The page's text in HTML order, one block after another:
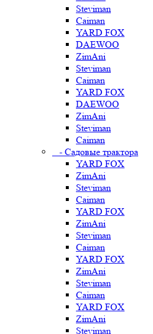
Steviman
Caiman
YARD FOX
DAEWOO
ZimAni
Steviman
Caiman
YARD FOX
DAEWOO
ZimAni
Steviman
Caiman
- Садовые трактора
YARD FOX
ZimAni
Steviman
Caiman
YARD FOX
ZimAni
Steviman
Caiman
YARD FOX
ZimAni
Steviman
Caiman
YARD FOX
ZimAni
Steviman